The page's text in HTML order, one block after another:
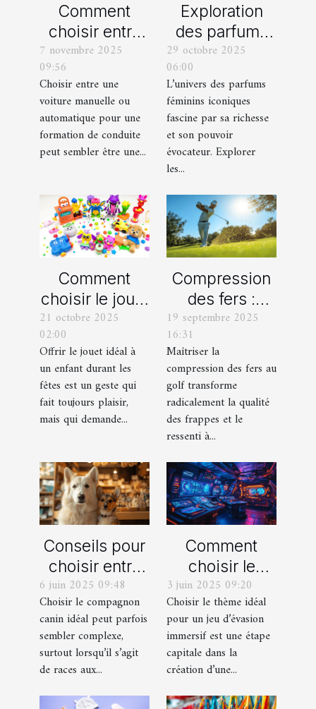
Comment
choisir entre
une voiture
manuelle ou
automatique
pour votre
formation de
conduite ?
7 novembre 2025
09:56
Choisir entre une
voiture manuelle ou
automatique pour une
formation de conduite
peut sembler être une...
Exploration
des parfums
féminins
iconiques et
leurs
variations
29 octobre 2025
06:00
L’univers des parfums
féminins iconiques
fascine par sa richesse
et son pouvoir
évocateur. Explorer
les...
Comment
choisir le jouet
parfait pour
chaque âge
durant les
fêtes ?
21 octobre 2025
02:00
Offrir le jouet idéal à
un enfant durant les
fêtes est un geste qui
fait toujours plaisir,
mais qui demande...
Compression
des fers :
comment
obtenir des
frappes plus
solides ?
19 septembre 2025
16:31
Maîtriser la
compression des fers au
golf transforme
radicalement la qualité
des frappes et le
ressenti à...
Conseils pour
choisir entre
un berger
blanc suisse
et un berger
américain
miniature
6 juin 2025 09:48
Choisir le compagnon
canin idéal peut parfois
sembler complexe,
surtout lorsqu’il s’agit
de races aux...
Comment
choisir le
thème parfait
pour votre
prochain jeu
d'évasion
immersif
3 juin 2025 09:20
Choisir le thème idéal
pour un jeu d’évasion
immersif est une étape
capitale dans la
création d’une...